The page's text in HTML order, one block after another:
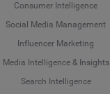
Consumer Intelligence
Social Media Management
Influencer Marketing
Media Intelligence & Insights
Search Intelligence